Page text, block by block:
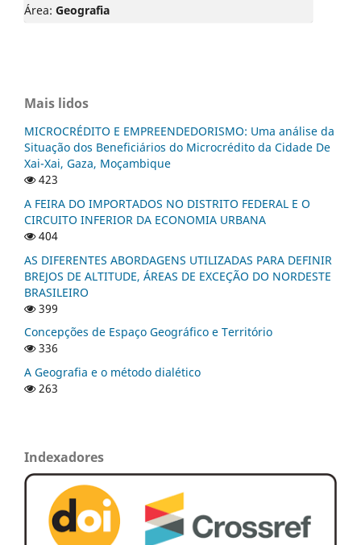
Área: Geografia
Mais lidos
MICROCRÉDITO E EMPREENDEDORISMO: Uma análise da
Situação dos Beneficiários do Microcrédito da Cidade De
Xai-Xai, Gaza, Moçambique
423
A FEIRA DO IMPORTADOS NO DISTRITO FEDERAL E O
CIRCUITO INFERIOR DA ECONOMIA URBANA
404
AS DIFERENTES ABORDAGENS UTILIZADAS PARA DEFINIR
BREJOS DE ALTITUDE, ÁREAS DE EXCEÇÃO DO NORDESTE
BRASILEIRO
399
Concepções de Espaço Geográfico e Território
336
A Geografia e o método dialético
263
Indexadores